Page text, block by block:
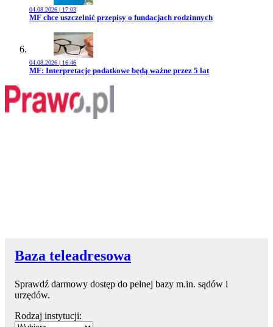
04.08.2026 | 17:03
Przejdź do artykułu:
MF chce uszczelnić przepisy o fundacjach rodzinnych
04.08.2026 | 16:46
Przejdź do artykułu:
MF: Interpretacje podatkowe będą ważne przez 5 lat
Baza teleadresowa
Sprawdź darmowy dostęp do pełnej bazy m.in. sądów i
urzędów.
Rodzaj instytucji: